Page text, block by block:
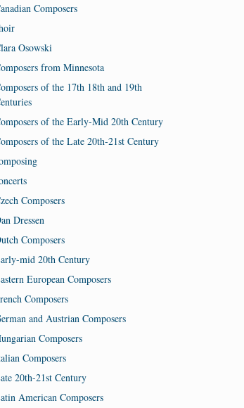
Composers
Osowski
from Minnesota
of the 17th 18th and 19th
of the Early-Mid 20th Century
of the Late 20th-21st Century
Composers
Dressen
Composers
mid 20th Century
European Composers
Composers
and Austrian Composers
Composers
Composers
20th-21st Century
American Composers